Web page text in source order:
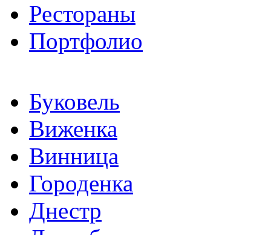
Рестораны
Портфолио
Буковель
Виженка
Винница
Городенка
Днестр